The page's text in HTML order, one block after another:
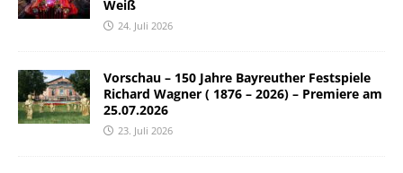
Weiß
24. Juli 2026
Vorschau – 150 Jahre Bayreuther Festspiele
Richard Wagner ( 1876 – 2026) – Premiere am
25.07.2026
23. Juli 2026